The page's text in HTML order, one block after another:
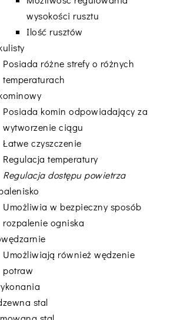
wysokości rusztu
Ilość rusztów
Posiada różne strefy o różnych
temperaturach
Posiada komin odpowiadający za
wytworzenie ciągu
Łatwe czyszczenie
Regulacja temperatury
Regulacja dostępu powietrza
Umożliwia w bezpieczny sposób
rozpalenie ogniska
Umożliwiają również wędzenie
potraw
stal